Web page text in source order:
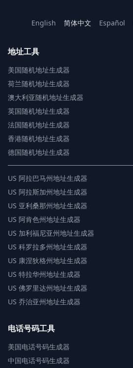
English 简体中文 Español
地址工具
美国随机地址生成器
荷兰随机地址生成器
澳大利亚随机地址生成器
英国随机地址生成器
法国随机地址生成器
香港随机地址生成器
德国随机地址生成器
US 阿拉巴马州地址生成器
US 阿拉斯加州地址生成器
US 亚利桑那州地址生成器
US 阿肯色州地址生成器
US 加利福尼亚州地址生成器
US 科罗拉多州地址生成器
US 康涅狄格州地址生成器
US 特拉华州地址生成器
US 佛罗里达州地址生成器
US 乔治亚州地址生成器
电话号码工具
美国电话号码生成器
中国电话号码生成器